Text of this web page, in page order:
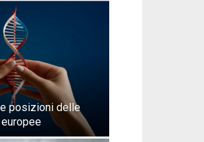
posizioni delle